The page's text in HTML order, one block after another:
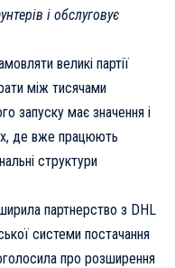
і обслуговує
великі партії
між тисячами
запуску має значення і
де вже працюють
структури
партнерство з DHL
системи постачання
про розширення